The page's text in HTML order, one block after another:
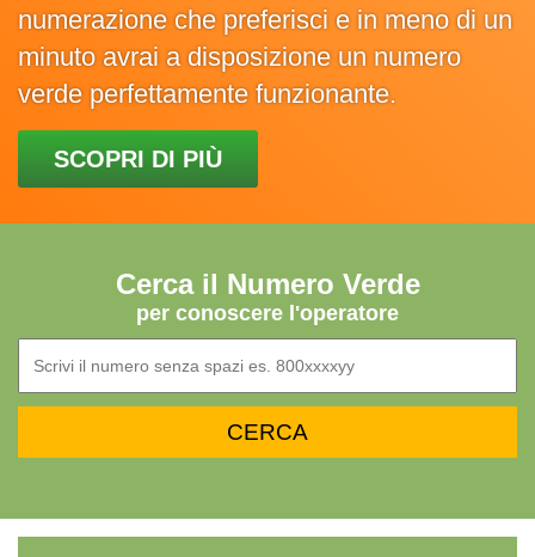
numerazione che preferisci e in meno di un
minuto avrai a disposizione un numero
verde perfettamente funzionante.
SCOPRI DI PIÙ
Cerca il Numero Verde
per conoscere l'operatore